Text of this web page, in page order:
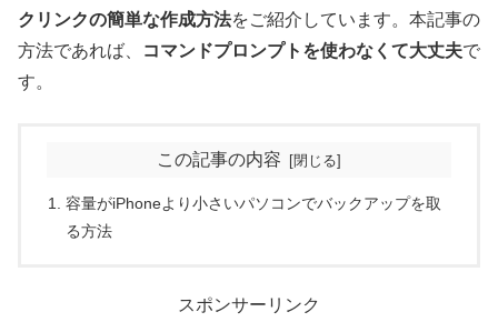
クリンクの簡単な作成方法をご紹介しています。本記事の
方法であれば、
コマンドプロンプトを使わなくて大丈夫で
す。
この記事の内容
容量がiPhoneより小さいパソコンでバックアップを取
る方法
スポンサーリンク